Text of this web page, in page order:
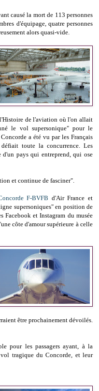
causé la mort de 113 personnes
d'équipage, quatre personnes
alors quasi-vide.
de l'aviation où l'on allait
le vol supersonique" pour le
a été vu par les Français
toute la concurrence. Les
d'un pays qui entreprend, qui ose
et continue de fasciner".
F-BVFB d'Air France et
supersoniques" en position de
Facebook et Instagram du musée
côte d'amour supérieure à celle
être prochainement dévoilés.
pour les passagers ayant, à la
tragique du Concorde, et leur